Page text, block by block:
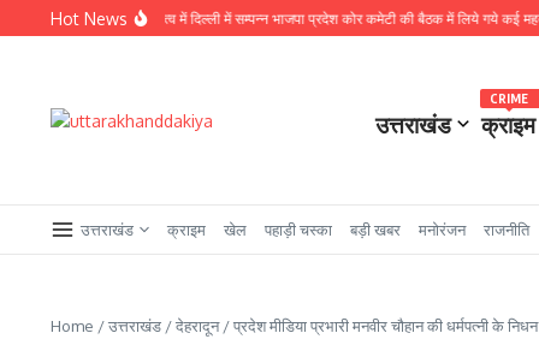
Skip to content
Hot News
नितिन नवीन के नेतृत्व में दिल्ली में सम्पन्न भाजपा प्रदेश कोर कमेटी की बैठक में लिये गये कई महत्वपूर्ण
उत्तराखंड क्राइम
CRIME
उत्तराखंड क्राइम खेल पहाड़ी चस्का बड़ी खबर मनोरंजन राजनीति
Home /उत्तराखंड /देहरादून/प्रदेश मीडिया प्रभारी मनवीर चौहान की धर्मपत्नी के